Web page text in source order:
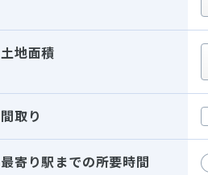
土地面積
間取り
最寄り駅までの所要時間